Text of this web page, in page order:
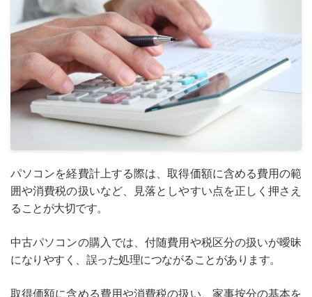
パソコンを経費計上する際は、取得価額に含める費用の範
囲や消費税の扱いなど、見落としやすい点を正しく押さえ
ることが大切です。
中古パソコンの購入では、付随費用や税区分の扱いが曖昧
になりやすく、誤った処理につながることがあります。
取得価額に含める費用や消費税の扱い、家事按分の基本を